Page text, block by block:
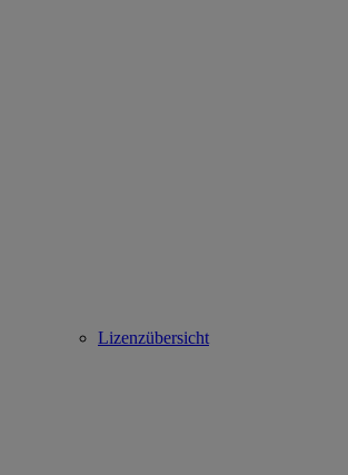
Lizenzübersicht